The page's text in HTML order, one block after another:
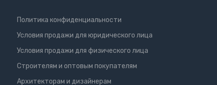
Политика конфиденциальности
Условия продажи для юридического лица
Условия продажи для физического лица
Cтроителям и оптовым покупателям
Aрхитекторам и дизайнерам